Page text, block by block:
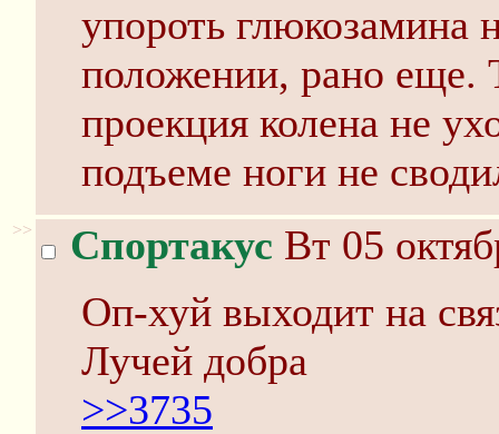
упороть глюкозамина
положении, рано еще.
проекция колена не
подъеме ноги не
>> Спортакус Вт 05
Оп-хуй выходит на
Лучей добра
>>3735